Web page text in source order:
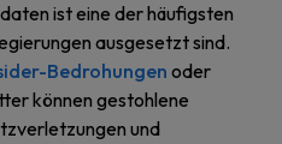
ist eine der häufigsten
ausgesetzt sind.
Bedrohungen oder
können gestohlene
und